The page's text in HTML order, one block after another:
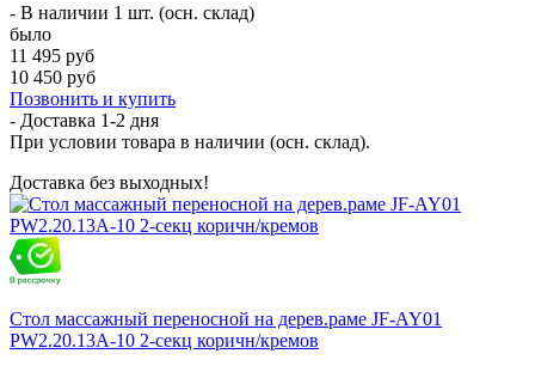
- В наличии 1 шт. (осн. склад)
было
11 495 руб
10 450 руб
Позвонить и купить
- Доставка 1-2 дня
При условии товара в наличии (осн. склад).
Доставка без выходных!
Стол массажный переносной на дерев.раме JF-AY01
PW2.20.13A-10 2-секц коричн/кремов